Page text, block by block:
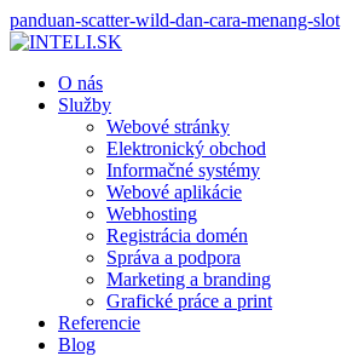
panduan-scatter-wild-dan-cara-menang-slot
O nás
Služby
Webové stránky
Elektronický obchod
Informačné systémy
Webové aplikácie
Webhosting
Registrácia domén
Správa a podpora
Marketing a branding
Grafické práce a print
Referencie
Blog